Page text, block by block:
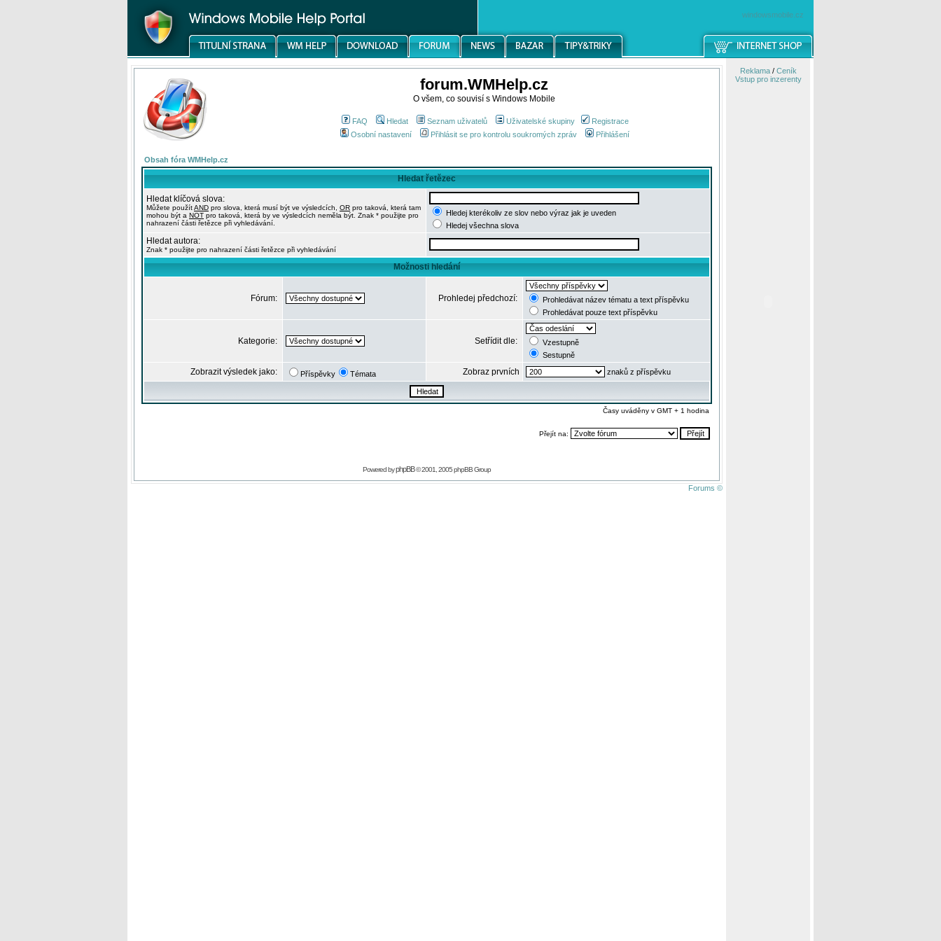
windowsmobile.cz
forum.WMHelp.cz
O všem, co souvisí s Windows Mobile
FAQ Hledat Seznam uživatelů Uživatelské skupiny
Registrace
Osobní nastavení
Přihlásit se pro kontrolu soukromých zpráv Přihlášení
Obsah fóra WMHelp.cz
Hledat řetězec
Hledat klíčová slova:
Můžete použítAND pro slova, která musí být ve výsledcích, OR pro taková, která tam
mohou být a NOT pro taková, která by ve výsledcích neměla být. Znak * použijte pro
nahrazení části řetězce při vyhledávání.
Hledej kterékoliv ze slov nebo výraz jak je uveden
Hledej všechna slova
Hledat autora:
Znak * použijte pro nahrazení části řetězce při vyhledávání
Možnosti hledání
Fórum: Prohledej předchozí:
Prohledávat název tématu a text příspěvku
Prohledávat pouze text příspěvku
Kategorie: Setřídit dle:
Vzestupně
Sestupně
Zobrazit výsledek jako: Příspěvky Témata Zobraz prvních znaků z příspěvku
Časy uváděny v GMT + 1 hodina
Přejít na:
Powered byphpBB© 2001, 2005 phpBB Group
Forums ©
Reklama/ Ceník
Vstup pro inzerenty